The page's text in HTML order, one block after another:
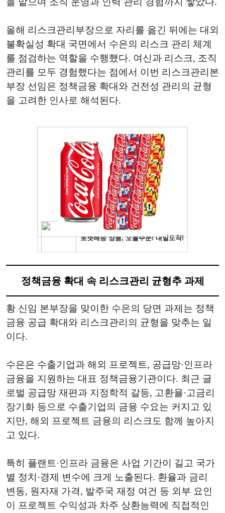
올해 리스크관리부장으로 자리를 옮긴 뒤에는 대외
불확실성 확대 국면에서 수은의 리스크 관리 체계
를 점검하는 역할을 수행했다. 여신과 리스크, 조직
관리를 모두 경험했다는 점에서 이번 리스크관리본
부장 선임은 정책금융 확대와 건전성 관리의 균형
을 고려한 인사로 해석된다.
정책금융 확대 속 리스크관리 균형추 과제
황 신임 본부장을 맞이한 수은의 당면 과제는 정책
금융 공급 확대와 리스크관리의 균형을 맞추는 일
이다.
수은은 수출기업과 해외 프로젝트, 공급망·인프라
금융을 지원하는 대표 정책금융기관이다. 최근 글
로벌 공급망 재편과 지정학적 갈등, 고환율·고금리
장기화 등으로 수출기업의 금융 수요는 커지고 있
지만, 해외 프로젝트 금융의 리스크도 함께 높아지
고 있다.
특히 플랜트·인프라 금융은 사업 기간이 길고 국가
별 정치·경제 변수에 크게 노출된다. 환율과 금리
변동, 원자재 가격, 발주국 재정 여건 등 외부 요인
이 프로젝트 수익성과 차주 상환능력에 직접적인